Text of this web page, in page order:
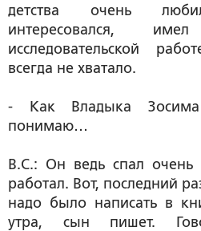
детства очень
интересовался,
исследовательской
всегда не хватало.
- Как Владыка
понимаю…
В.С.: Он ведь спал очень
работал. Вот, последний
надо было написать в
утра, сын пишет.